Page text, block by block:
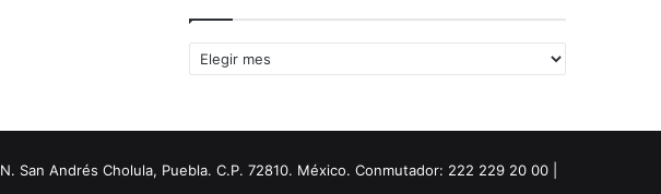
Archivos
Andrés Cholula, Puebla. C.P. 72810. México. Conmutador: 222 229 20 00 |